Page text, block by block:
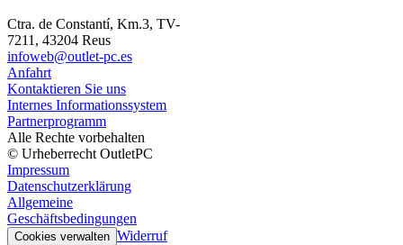
Ctra. de Constantí, Km.3, TV-
7211, 43204 Reus
infoweb@outlet-pc.es
Anfahrt
Kontaktieren Sie uns
Internes Informationssystem
Partnerprogramm
Alle Rechte vorbehalten
© Urheberrecht OutletPC
Impressum
Datenschutzerklärung
Allgemeine
Geschäftsbedingungen
Cookies verwalten Widerruf